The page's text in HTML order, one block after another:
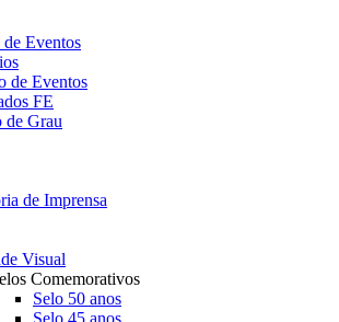
Eventos
de Eventos
FE
de Grau
de Imprensa
Visual
Comemorativos
Selo 50 anos
Selo 45 anos